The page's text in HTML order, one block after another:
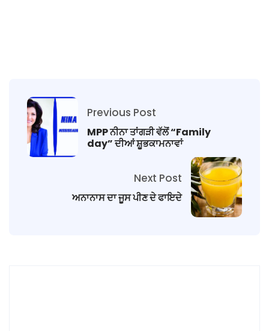
Previous Post
MPP ਨੀਨਾ ਤਾਂਗੜੀ ਵੱਲੋਂ “Family
day” ਦੀਆਂ ਸ਼ੂਭਕਾਮਨਾਵਾਂ
Next Post
ਅਨਾਨਾਸ ਦਾ ਜੂਸ ਪੀਣ ਦੇ ਫਾਇਦੇ